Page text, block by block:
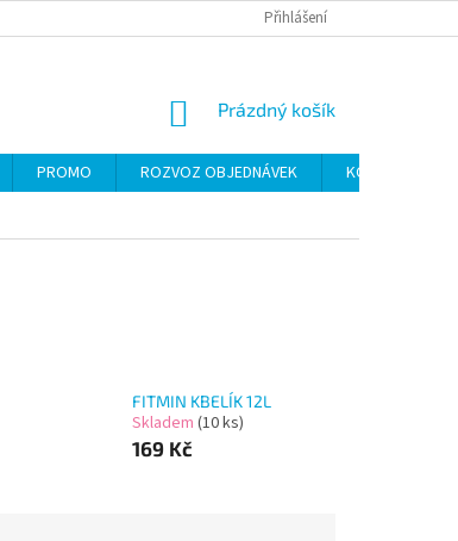
Přihlášení
NÁKUPNÍ
Prázdný košík
PROMO ROZVOZ OBJEDNÁVEK
KONTAKTY
FITMIN KBELÍK 12L
Skladem (10 ks)
169 Kč